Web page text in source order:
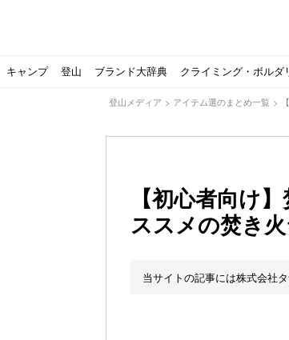
キャンプ
【ソロキャンプの魅力を満喫】ソロテント
【ポップ
登山
ゴアテックスウエアの洗濯・保管やメンテ
北アルプ
ブランド大辞典
【注目】モンベルがキャンプ用品に注力！
登山時計
クライミング・ボルダ
人気の靴メーカー！スカルパの特集！選び
クライミ
パティシエキャンパーSakiさんに教わる！
パティシ
登山歴3年目のテント泊装備・持ち物をご紹
【八ヶ岳
【2021年最新！】9月Amazonのタイムセー
ペトロマ
「オトナ女子の山登り」チャンネル、山下
【山でも
【高品質】この冬使いたいマーモットのフ
ビクトリ
人気の靴メーカー！スカルパの特集！選び
フォック
源流テンカラ釣り たいしょーの想い出釣行
源流テン
ゴアテックスウエアの洗濯・保管やメンテ
日本向け
源流テンカラ釣りのリアルがここにある！
パティシ
【書籍発売！】ソロキャンプYouTuberタナ
【ソロキ
パティシエキャンパーSakiさんに教わる！
パティシ
北アルプスの最奥部、黒部・雲ノ平へ！
有名なク
おでかけ情報サービス「aumo」が連携する
使わない
キャンプYouTuber尾上祐一郎が自信を持っ
アトミッ
スノーピークの限定バーナー入荷しました
猫が支配
パタゴニアのウエアやビールが「地球を救
押入れに
登山メディア > アイテム選のまとめ一覧 >
【初心者向け
ススメの焚き
当サイトの記事には株式会社